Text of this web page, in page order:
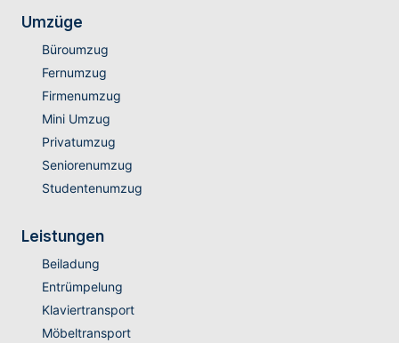
Umzüge
Büroumzug
Fernumzug
Firmenumzug
Mini Umzug
Privatumzug
Seniorenumzug
Studentenumzug
Leistungen
Beiladung
Entrümpelung
Klaviertransport
Möbeltransport